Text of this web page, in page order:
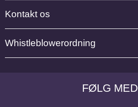
FØLG MED
Kontakt os
Whistleblowerordning